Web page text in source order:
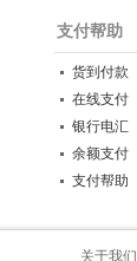
支付帮助
货到付款
在线支付
银行电汇
余额支付
支付帮助
关于我们